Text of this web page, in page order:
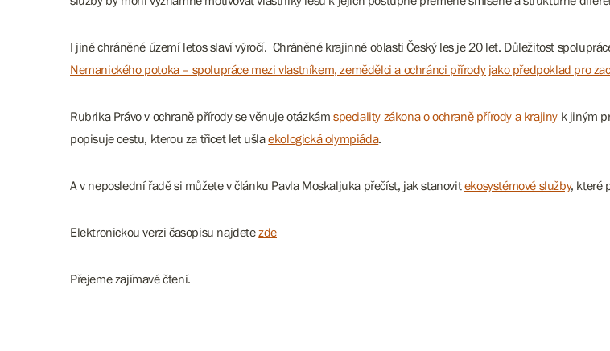
I jiné chráněné území letos slaví výročí. Chráněné krajinné oblasti Český les je 20 let. Důležitost
Nemanického potoka – spolupráce mezi vlastníkem, zemědělci a ochránci přírody jako předpoklad pro
Rubrika Právo v ochraně přírody se věnuje otázkámspeciality zákona o ochraně přírody a krajiny k jiným
popisuje cestu, kterou za třicet let ušlaekologická olympiáda.
A v neposlední řadě si můžete v článku Pavla Moskaljuka přečíst, jak stanovitekosystémové služby, které
Elektronickou verzi časopisu najdetezde
Přejeme zajímavé čtení.